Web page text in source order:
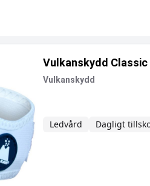
Vulkanskydd Classic
Vulkanskydd
Ledvård
Dagligt